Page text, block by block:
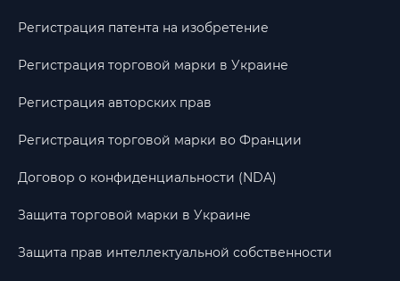
Регистрация патента на изобретение
Регистрация торговой марки в Украине
Регистрация авторских прав
Регистрация торговой марки во Франции
Договор о конфиденциальности (NDA)
Защита торговой марки в Украине
Защита прав интеллектуальной собственности